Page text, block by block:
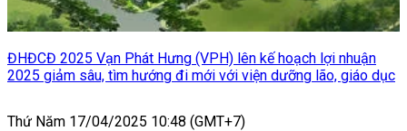
ĐHĐCĐ 2025 Vạn Phát Hưng (VPH) lên kế hoạch lợi nhuận
2025 giảm sâu, tìm hướng đi mới với viện dưỡng lão, giáo dục
Thứ Năm 17/04/2025 10:48 (GMT+7)